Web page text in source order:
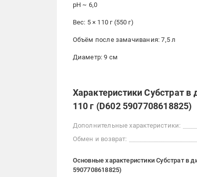
pH ~ 6,0
Вес: 5 × 110 г (550 г)
Объём после замачивания: 7,5 л
Диаметр: 9 см
Характеристики Субстрат
110 г (D602 5907708618825)
Дополнительные характеристики:
Обмен и возврат:
Основные характеристики Субстрат в
5907708618825)